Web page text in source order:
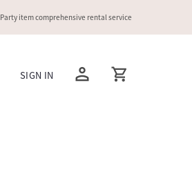
Party item comprehensive rental service
SIGN IN